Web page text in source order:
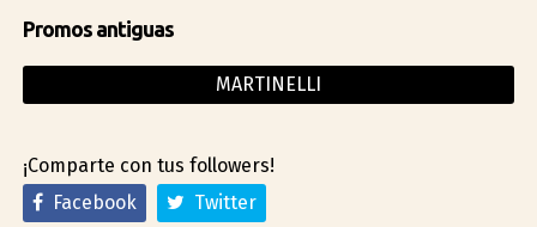
Promos antiguas
MARTINELLI
¡Comparte con tus followers!
Facebook
Twitter